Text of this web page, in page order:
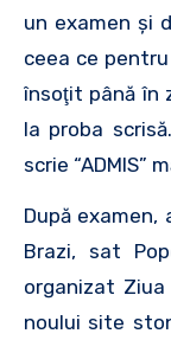
un examen şi
ceea ce
însoţit până în
la proba
scrie “ADMIS”
După
Brazi, sat
organizat Ziua
noului site